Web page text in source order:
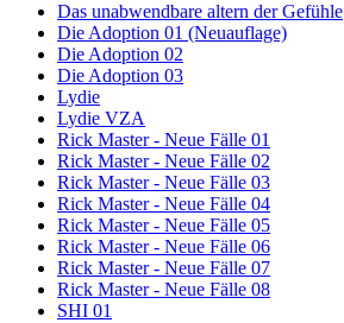
Das unabwendbare altern der Gefühle
Die Adoption 01 (Neuauflage)
Die Adoption 02
Die Adoption 03
Lydie
Lydie VZA
Rick Master - Neue Fälle 01
Rick Master - Neue Fälle 02
Rick Master - Neue Fälle 03
Rick Master - Neue Fälle 04
Rick Master - Neue Fälle 05
Rick Master - Neue Fälle 06
Rick Master - Neue Fälle 07
Rick Master - Neue Fälle 08
SHI 01